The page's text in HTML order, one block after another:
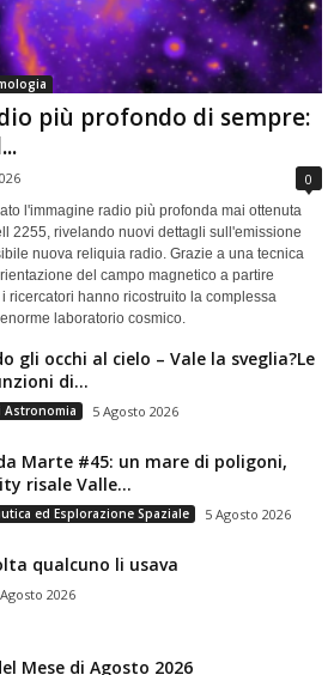
più profondo di sempre:
0
l'immagine radio più profonda mai ottenuta
2255, rivelando nuovi dettagli sull'emissione
nuova reliquia radio. Grazie a una tecnica
del campo magnetico a partire
ricercatori hanno ricostruito la complessa
laboratorio cosmico.
gli occhi al cielo – Vale la sveglia?Le
di...
Astronomia 5 Agosto 2026
Marte #45: un mare di poligoni,
risale Valle...
ed Esplorazione Spaziale 5 Agosto 2026
qualcuno li usava
2026
Mese di Agosto 2026